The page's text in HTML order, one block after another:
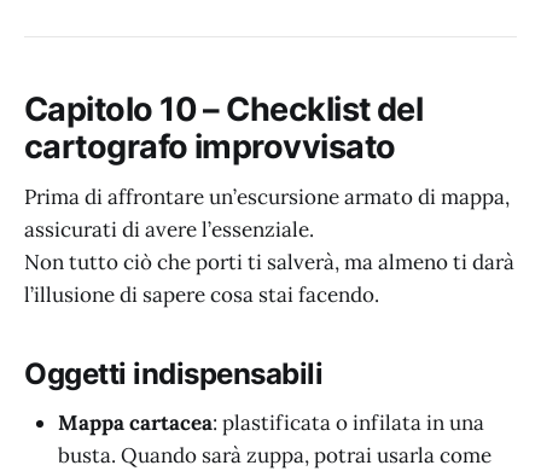
Capitolo 10 – Checklist del
cartografo improvvisato
Prima di affrontare un’escursione armato di mappa,
assicurati di avere l’essenziale.
Non tutto ciò che porti ti salverà, ma almeno ti darà
l’illusione di sapere cosa stai facendo.
Oggetti indispensabili
Mappa cartacea: plastificata o infilata in una
busta. Quando sarà zuppa, potrai usarla come